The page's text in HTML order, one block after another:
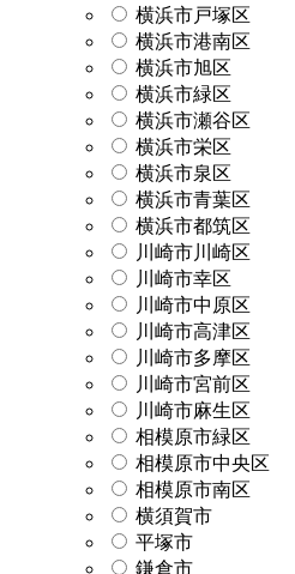
横浜市戸塚区
横浜市港南区
横浜市旭区
横浜市緑区
横浜市瀬谷区
横浜市栄区
横浜市泉区
横浜市青葉区
横浜市都筑区
川崎市川崎区
川崎市幸区
川崎市中原区
川崎市高津区
川崎市多摩区
川崎市宮前区
川崎市麻生区
相模原市緑区
相模原市中央区
相模原市南区
横須賀市
平塚市
鎌倉市